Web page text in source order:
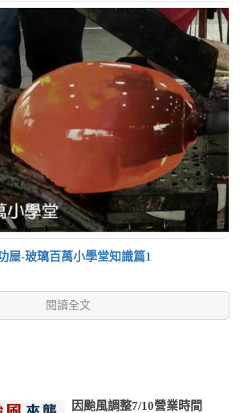
屋-玻璃百萬小學堂知識篇1
閱讀全文
因颱風調整7/10營業時間